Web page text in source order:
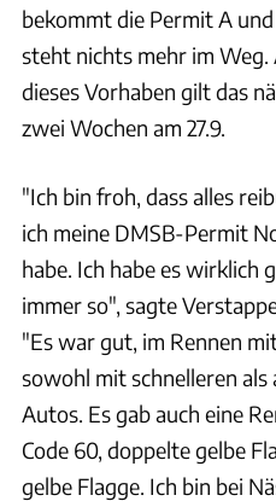
bekommt die Permit A
steht nichts mehr im
dieses Vorhaben gilt das
zwei Wochen am 27.9.
"Ich bin froh, dass alles
ich meine DMSB-Permit
habe. Ich habe es wirklich
immer so", sagte
"Es war gut, im Rennen
sowohl mit schnelleren als
Autos. Es gab auch eine
Code 60, doppelte gelbe
gelbe Flagge. Ich bin bei